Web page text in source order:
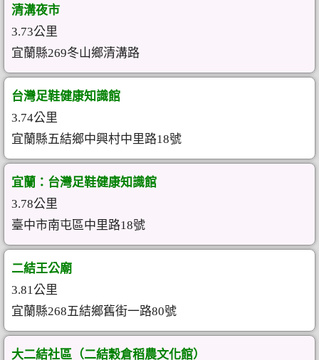
清溝夜市
3.73公里
宜蘭縣269冬山鄉清溝路
台灣足鞋健康知識館
3.74公里
宜蘭縣五結鄉中興村中里路18號
宜蘭：台灣足鞋健康知識館
3.78公里
臺中市南屯區中里路18號
二結王公廟
3.81公里
宜蘭縣268五結鄉舊街一路80號
大二結社區（二結穀倉稻農文化館）